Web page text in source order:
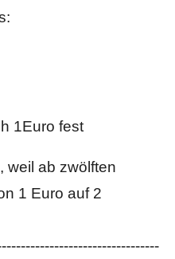
1Euro fest
weil ab zwölften
1 Euro auf 2